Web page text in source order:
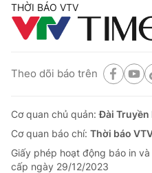
THỜI BÁO VTV
Theo dõi báo trên
Cơ quan chủ quản:Đài Truyền
Cơ quan báo chí: Thời báo
Giấy phép hoạt động báo in
cấp ngày 29/12/2023